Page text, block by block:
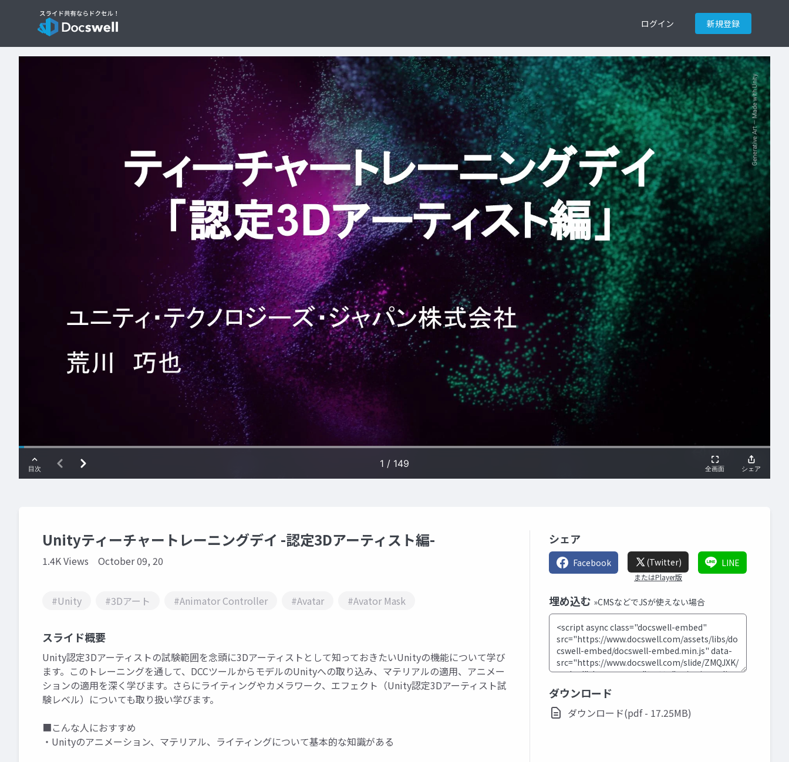
ログイン 新規登録
Unityティーチャートレーニングデイ -認定3Dアーティスト編-
1.4K Views October 09, 20
#Unity #3Dアート #Animator Controller #Avatar #Avator Mask
スライド概要
Unity認定3Dアーティストの試験範囲を念頭に3Dアーティストとして知っておきたいUnityの機能について学び
ます。このトレーニングを通して、DCCツールからモデルのUnityへの取り込み、マテリアルの適用、アニメー
ションの適用を深く学びます。さらにライティングやカメラワーク、エフェクト（Unity認定3Dアーティスト試
験レベル）についても取り扱い学びます。
■こんな人におすすめ
・Unityのアニメーション、マテリアル、ライティングについて基本的な知識がある
シェア
Facebook (Twitter)
またはPlayer版
LINE
埋め込む »CMSなどでJSが使えない場合
ダウンロード
ダウンロード(pdf - 17.25MB)